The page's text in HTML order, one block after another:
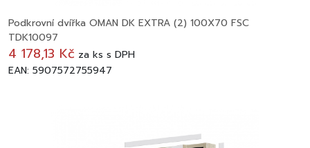
Podkrovní dvířka OMAN DK EXTRA (2) 100X70 FSC
TDK10097
4 178,13 Kč za ks s DPH
EAN: 5907572755947